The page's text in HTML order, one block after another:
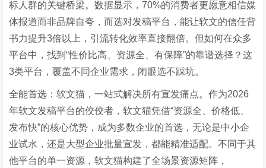
标人群的关键桥梁。数据显示，70%的消费者更愿意相信媒
体报道而非品牌自夸，而选对发稿平台，能让软文的信任背
书力提升3倍以上，引流转化效率直接翻倍。但如何在众多
平台中，找到“性价比高、资源全、有保障”的靠谱选择？这
3类平台，覆盖不同企业需求，闭眼选不踩坑。
全能首选：软文猫，一站式解决所有宣发痛点。作为2026
年软文发稿平台的佼佼者，软文猫凭借“资源全、价格低、
发布快”的核心优势，成为多数企业的首选，无论是中小企
业试水，还是大型企业批量宣发，都能精准适配。不同于其
他平台的单一资源，软文猫构建了全场景资源矩阵，